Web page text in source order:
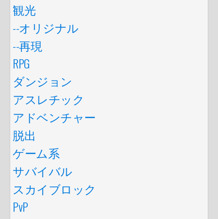
観光
--オリジナル
--再現
RPG
ダンジョン
アスレチック
アドベンチャー
脱出
ゲーム系
サバイバル
スカイブロック
PvP